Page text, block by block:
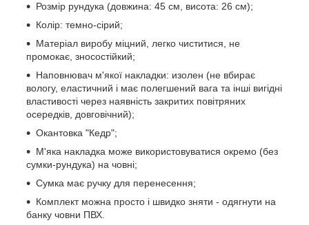
Розмір рундука (довжина: 45 см, висота: 26 см);
Колір: темно-сірий;
Матеріал виробу міцний, легко чиститися, не
промокає, зносостійкий;
Наповнювач м'якої накладки: изолен (не вбирає
вологу, еластичний і має полегшений вага та інші вигідні
властивості через наявність закритих повітряних
осередків, довговічний);
Окантовка "Кедр";
М'яка накладка може використовуватися окремо (без
сумки-рундука) на човні;
Сумка має ручку для перенесення;
Комплект можна просто і швидко зняти - одягнути на
банку човни ПВХ.